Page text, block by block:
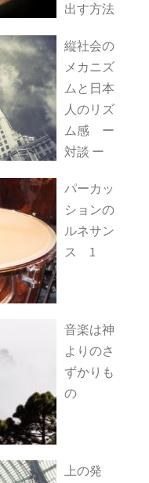
出す方法
縦社会の
メカニズ
ムと日本
人のリズ
ム感 ー
対談 ー
パーカッ
ションの
ルネサン
ス 1
音楽は神
よりのさ
ずかりも
の
上の発